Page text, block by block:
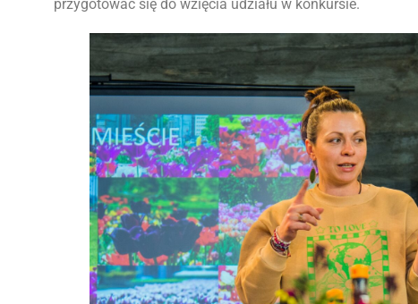
przygotować się do wzięcia udziału w konkursie.